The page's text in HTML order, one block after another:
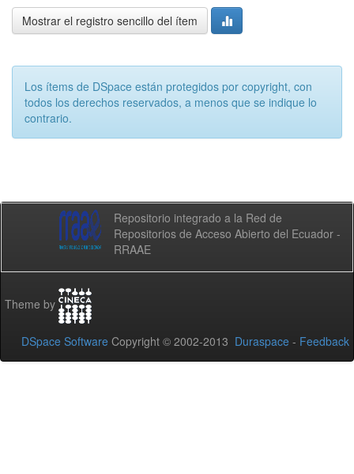
Mostrar el registro sencillo del ítem
Los ítems de DSpace están protegidos por copyright, con
todos los derechos reservados, a menos que se indique lo
contrario.
Repositorio integrado a la Red de
Repositorios de Acceso Abierto del Ecuador -
RRAAE
Theme by
DSpace Software Copyright © 2002-2013 Duraspace - Feedback